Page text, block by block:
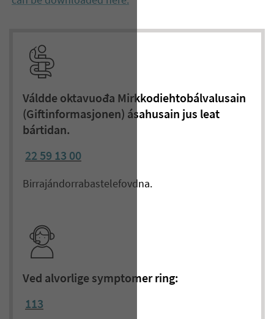
Váldde oktavuođa Mirkkodiehtobálvalusain
(Giftinformasjonen) ásahusain jus leat
bártidan.
22 59 13 00
Birrajándorrabastelefovdna.
Ved alvorlige symptomer ring:
113